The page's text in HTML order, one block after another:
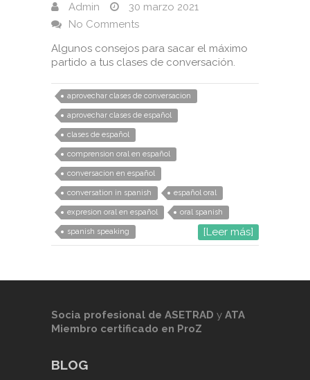
Admin
30 marzo 2021
No Comments
Algunos consejos para sacar el máximo
partido a tus clases de conversación. ⁣
aprovechar clases de conversacion
aprovechar clases de español
clases de español
comprension oral en español
conversacion en español
conversation in spanish español oral
expresion oral en español oral spanish
spanish speaking [Leer más]
Socia profesional de ASETRAD y ATA
Miembro certificado en ProZ
BLOG